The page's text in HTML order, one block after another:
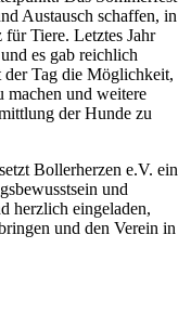
Austausch schaffen, in
Tiere. Letztes Jahr
es gab reichlich
Tag die Möglichkeit,
machen und weitere
der Hunde zu
setzt Bollerherzen e.V. ein
und
herzlich eingeladen,
und den Verein in